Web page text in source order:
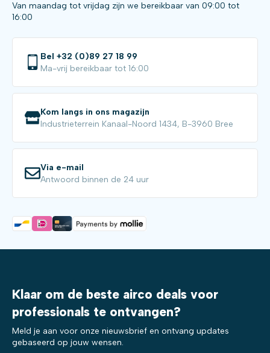
Van maandag tot vrijdag zijn we bereikbaar van 09:00 tot
16:00
Bel +32 (0)89 27 18 99
Ma-vrij bereikbaar tot 16:00
Kom langs in ons magazijn
Industrieterrein Kanaal-Noord 1434, B-3960 Bree
Via e-mail
Antwoord binnen de 24 uur
Klaar om de beste airco deals voor
professionals te ontvangen?
Meld je aan voor onze nieuwsbrief en ontvang updates
gebaseerd op jouw wensen.